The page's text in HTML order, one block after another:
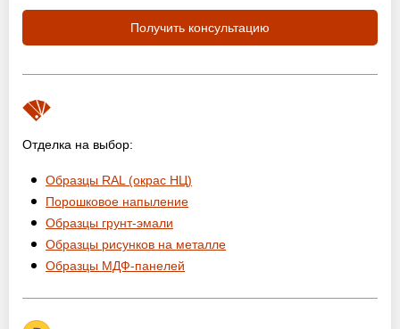
Получить консультацию
Отделка на выбор:
Образцы RAL (окрас НЦ)
Порошковое напыление
Образцы грунт-эмали
Образцы рисунков на металле
Образцы МДФ-панелей